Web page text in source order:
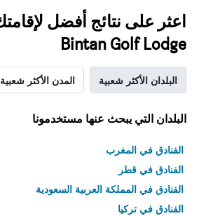
Bintan Golf Lodge
البلدان الأكثر شعبية المدن الأكثر شعبية
البلدان التي يبحث عنها مستخدمونا
الفنادق في المغرب
الفنادق في قطر
الفنادق في المملكة العربية السعودية
الفنادق في تركيا